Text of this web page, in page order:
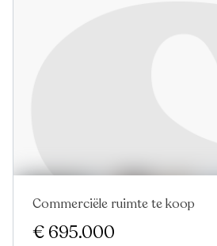
Commerciële ruimte te koop
€ 695.000